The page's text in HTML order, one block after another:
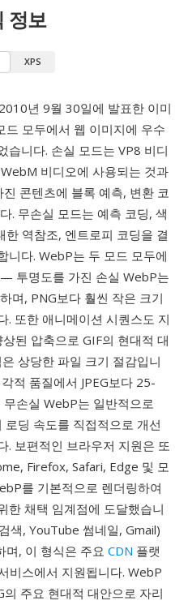
정보
XPS
년 9월 30일에 발표한 이미
드 모두에서 웹 이미지에 우수
습니다. 손실 모드는 VP8 비디
비디오에 사용되는 것과
콘텐츠에 블록 예측, 변환 코
. 무손실 모드는 예측 코딩, 색
역참조, 엔트로피 코딩을 결
니다. WebP는 두 모드 모두에
투명도를 가진 손실 WebP는
며, PNG보다 훨씬 작은 크기
. 또한 애니메이션 시퀀스도 지
된 압축으로 GIF의 현대적 대
상당한 파일 크기 절감입니
적 품질에서 JPEG보다 25-
손실 WebP는 일반적으로
딩 속도를 직접적으로 개선
. 보편적인 브라우저 지원은 또
Firefox, Safari, Edge 및 모
를 기본적으로 렌더링하여
한 채택 임계점에 도달했습니
색, YouTube 썸네일, Gmail)
며, 이 형식은 주요 CDN 플랫
비스에서 지원됩니다. WebP
의 주요 현대적 대안으로 자리